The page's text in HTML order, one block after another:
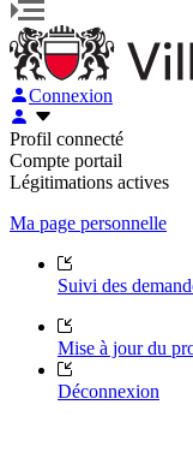
Connexion
Profil connecté
Compte portail
Légitimations actives
Ma page personnelle
Suivi des
Mise à jour du
Déconnexion